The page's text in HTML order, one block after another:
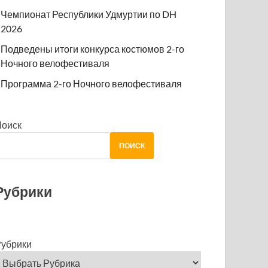
Чемпионат Республики Удмуртии по DH
2026
Подведены итоги конкурса костюмов 2-го
Ночного велофестиваля
Программа 2-го Ночного велофестиваля
ПОИСК